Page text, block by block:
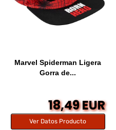
Marvel Spiderman Ligera
Gorra de...
18,49 EUR
Ver Datos Producto